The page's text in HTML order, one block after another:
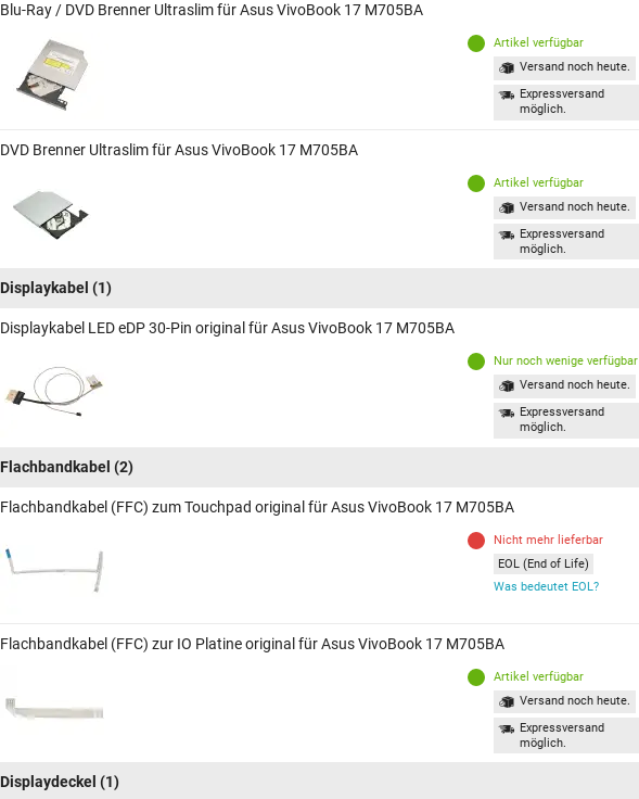
Blu-Ray / DVD Brenner Ultraslim für Asus VivoBook 17 M705BA
Artikel verfügbar
Versand noch heute.
Expressversand
möglich.
DVD Brenner Ultraslim für Asus VivoBook 17 M705BA
Artikel verfügbar
Versand noch heute.
Expressversand
möglich.
Displaykabel (1)
Displaykabel LED eDP 30-Pin original für Asus VivoBook 17 M705BA
Nur noch wenige verfügbar
Versand noch heute.
Expressversand
möglich.
Flachbandkabel (2)
Flachbandkabel (FFC) zum Touchpad original für Asus VivoBook 17 M705BA
Nicht mehr lieferbar
EOL (End of Life)
Was bedeutet EOL?
Flachbandkabel (FFC) zur IO Platine original für Asus VivoBook 17 M705BA
Artikel verfügbar
Versand noch heute.
Expressversand
möglich.
Displaydeckel (1)